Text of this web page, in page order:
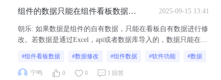
组件的数据只能在组件看板数据处
2025-09-15 13:41
朝乐: 如果数据是组件的自有数据，只能在看板自有数据进行修
改。若数据是通过Excel，api或者数据库导入的，数据只能在数
#组件看板数据 #数据修改 #组件数据 #软件功能 #数据
宁鸣 0 0 1 回答